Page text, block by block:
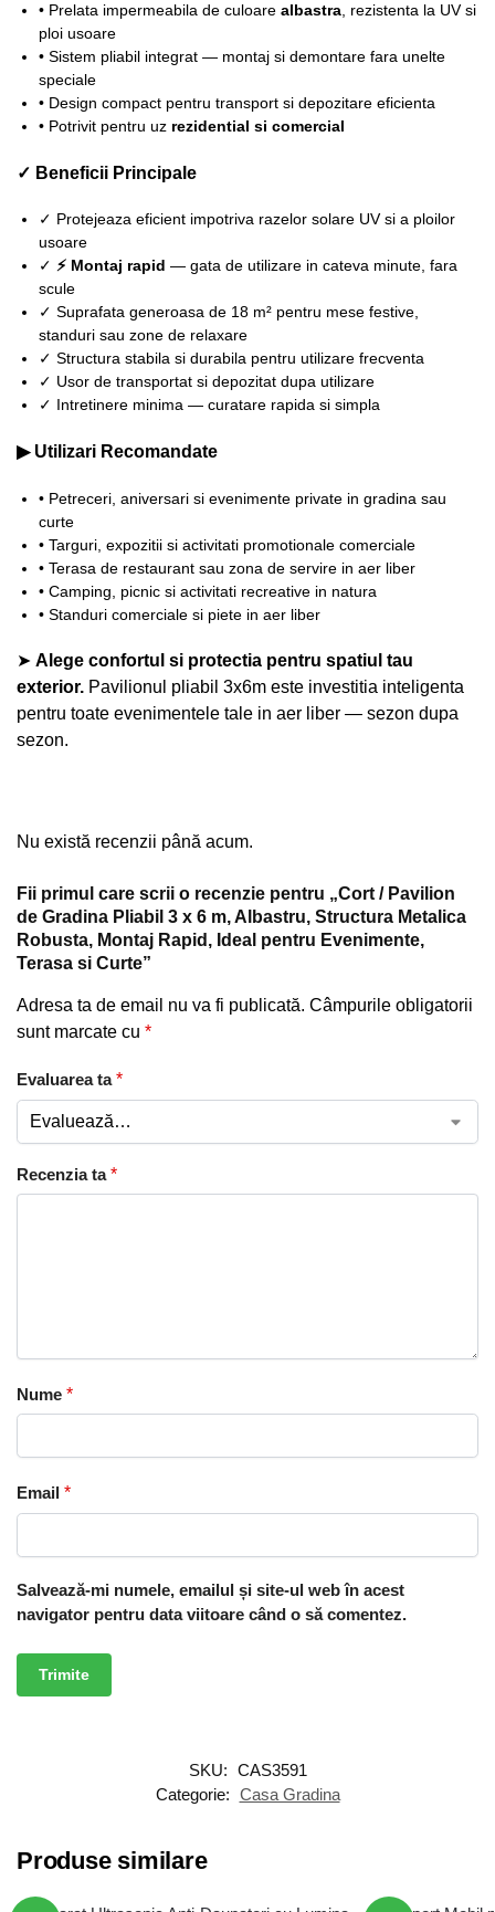
• Prelata impermeabila de culoare albastra , rezistenta la UV si
ploi usoare
• Sistem pliabil integrat — montaj si demontare fara unelte
speciale
• Design compact pentru transport si depozitare eficienta
• Potrivit pentru uz rezidential si comercial
✓ Beneficii Principale
✓ Protejeaza eficient impotriva razelor solare UV si a ploilor
usoare
✓ ⚡ Montaj rapid — gata de utilizare in cateva minute, fara
scule
✓ Suprafata generoasa de 18 m² pentru mese festive,
standuri sau zone de relaxare
✓ Structura stabila si durabila pentru utilizare frecventa
✓ Usor de transportat si depozitat dupa utilizare
✓ Intretinere minima — curatare rapida si simpla
▶ Utilizari Recomandate
• Petreceri, aniversari si evenimente private in gradina sau
curte
• Targuri, expozitii si activitati promotionale comerciale
• Terasa de restaurant sau zona de servire in aer liber
• Camping, picnic si activitati recreative in natura
• Standuri comerciale si piete in aer liber
➤ Alege confortul si protectia pentru spatiul tau
exterior. Pavilionul pliabil 3x6m este investitia inteligenta
pentru toate evenimentele tale in aer liber — sezon dupa
sezon.
Nu există recenzii până acum.
Fii primul care scrii o recenzie pentru „Cort / Pavilion
de Gradina Pliabil 3 x 6 m, Albastru, Structura Metalica
Robusta, Montaj Rapid, Ideal pentru Evenimente,
Terasa si Curte”
Adresa ta de email nu va fi publicată. Câmpurile obligatorii
sunt marcate cu *
Evaluarea ta*
Recenzia ta*
Nume *
Email *
Salvează-mi numele, emailul și site-ul web în acest
navigator pentru data viitoare când o să comentez.
SKU: CAS3591
Categorie: Casa Gradina
Produse similare